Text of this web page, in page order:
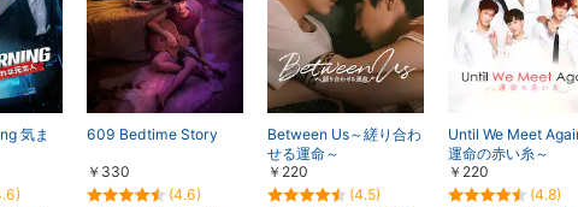
気ま
609 Bedtime Story
￥330
(4.6)
Between Us～縒り合わ
せる運命～
￥220
(4.5)
Until We Meet
運命の赤い糸～
￥220
(4.8)